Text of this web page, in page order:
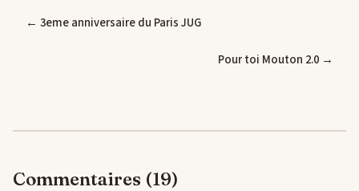
← 3eme anniversaire du Paris JUG
Pour toi Mouton 2.0 →
Commentaires (19)